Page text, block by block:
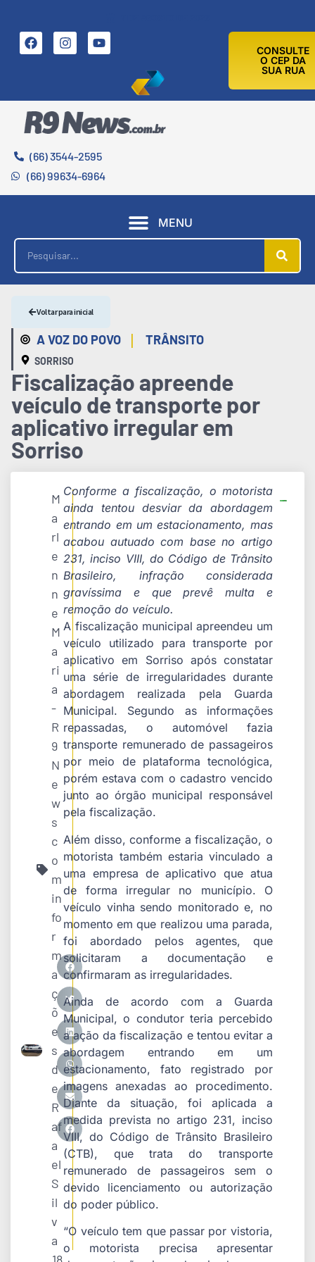
CONSULTE
O CEP DA
SUA RUA
(66) 3544-2595
(66) 99634-6964
MENU
A VOZ DO POVO | TRÂNSITO
SORRISO
Voltar para inicial
Fiscalização apreende
veículo de transporte por
aplicativo irregular em
Sorriso
M
a
rl
e
n
n
e
M
a
ri
a
-
R
9
N
e
w
s
c
o
m
in
fo
r
m
a
ç
õ
e
s
d
e
R
af
a
el
S
il
v
a
Conforme a fiscalização, o motorista
ainda tentou desviar da abordagem
entrando em um estacionamento, mas
acabou autuado com base no artigo
231, inciso VIII, do Código de Trânsito
Brasileiro, infração considerada
gravíssima e que prevê multa e
remoção do veículo.
A fiscalização municipal apreendeu um
veículo utilizado para transporte por
aplicativo em Sorriso após constatar
uma série de irregularidades durante
abordagem realizada pela Guarda
Municipal. Segundo as informações
repassadas, o automóvel fazia
transporte remunerado de passageiros
por meio de plataforma tecnológica,
porém estava com o cadastro vencido
junto ao órgão municipal responsável
pela fiscalização.
Além disso, conforme a fiscalização, o
motorista também estaria vinculado a
uma empresa de aplicativo que atua
de forma irregular no município. O
veículo vinha sendo monitorado e, no
momento em que realizou uma parada,
foi abordado pelos agentes, que
solicitaram a documentação e
confirmaram as irregularidades.
Ainda de acordo com a Guarda
Municipal, o condutor teria percebido
a ação da fiscalização e tentou evitar a
abordagem entrando em um
estacionamento, fato registrado por
imagens anexadas ao procedimento.
Diante da situação, foi aplicada a
medida prevista no artigo 231, inciso
VIII, do Código de Trânsito Brasileiro
(CTB), que trata do transporte
remunerado de passageiros sem o
devido licenciamento ou autorização
do poder público.
“O veículo tem que passar por vistoria,
o motorista precisa apresentar